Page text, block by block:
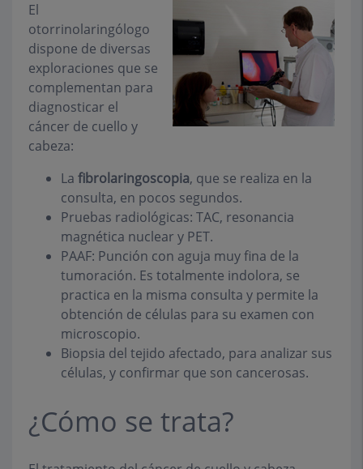
El
otorrinolaringólogo
dispone de diversas
exploraciones que se
complementan para
diagnosticar el
cáncer de cuello y
cabeza:
La fibrolaringoscopia, que se realiza en la
consulta, en pocos segundos.
Pruebas radiológicas: TAC, resonancia
magnética nuclear y PET.
PAAF: Punción con aguja muy fina de la
tumoración. Es totalmente indolora, se
practica en la misma consulta y permite la
obtención de células para su examen con
microscopio.
Biopsia del tejido afectado, para analizar sus
células, y confirmar que son cancerosas.
¿Cómo se trata?